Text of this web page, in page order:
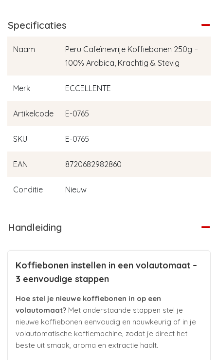
Specificaties
Naam
Peru Cafeïnevrije Koffiebonen 250g –
100% Arabica, Krachtig & Stevig
Merk ECCELLENTE
Artikelcode E-0765
SKU E-0765
EAN 8720682982860
Conditie Nieuw
Handleiding
Koffiebonen instellen in een volautomaat –
3 eenvoudige stappen
Hoe stel je nieuwe koffiebonen in op een
volautomaat? Met onderstaande stappen stel je
nieuwe koffiebonen eenvoudig en nauwkeurig af in je
volautomatische koffiemachine, zodat je direct het
beste uit smaak, aroma en extractie haalt.